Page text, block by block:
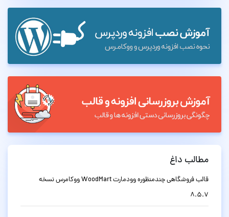
مطالب داغ
قالب فروشگاهی چندمنظوره وودمارت WoodMart ووکامرس نسخه
8.5.7